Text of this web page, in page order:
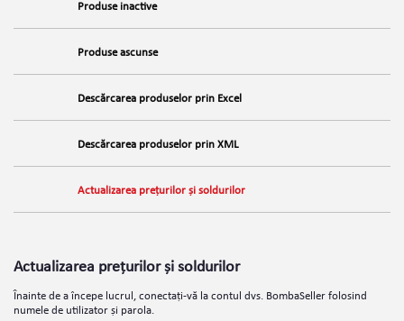
Produse inactive
Produse ascunse
Descărcarea produselor prin Excel
Descărcarea produselor prin XML
Actualizarea prețurilor și soldurilor
Actualizarea prețurilor și soldurilor
Înainte de a începe lucrul, conectați-vă la contul dvs. BombaSeller folosind
numele de utilizator și parola.